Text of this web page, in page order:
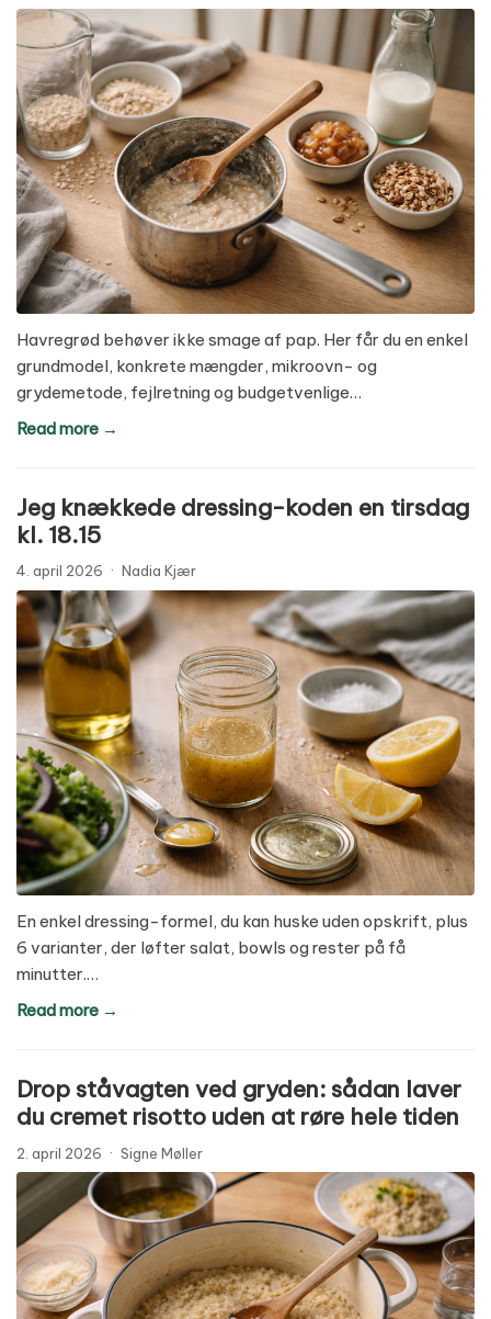
Havregrød behøver ikke smage af pap. Her får du en enkel
grundmodel, konkrete mængder, mikroovn- og
grydemetode, fejlretning og budgetvenlige…
Read more →
Jeg knækkede dressing-koden en tirsdag
kl. 18.15
4. april 2026 · Nadia Kjær
En enkel dressing-formel, du kan huske uden opskrift, plus
6 varianter, der løfter salat, bowls og rester på få
minutter.…
Read more →
Drop ståvagten ved gryden: sådan laver
du cremet risotto uden at røre hele tiden
2. april 2026 · Signe Møller